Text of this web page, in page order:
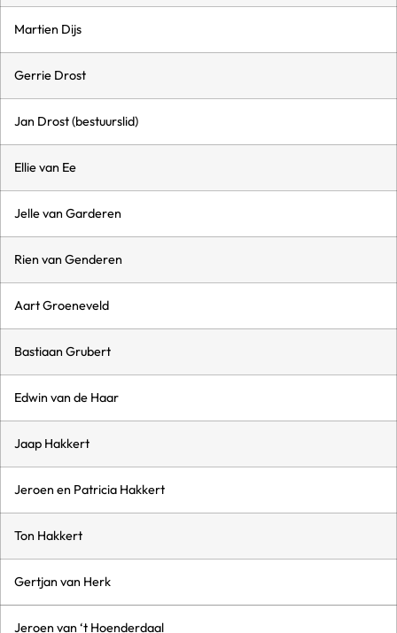
Martien Dijs
Gerrie Drost
Jan Drost (bestuurslid)
Ellie van Ee
Jelle van Garderen
Rien van Genderen
Aart Groeneveld
Bastiaan Grubert
Edwin van de Haar
Jaap Hakkert
Jeroen en Patricia Hakkert
Ton Hakkert
Gertjan van Herk
Jeroen van ‘t Hoenderdaal